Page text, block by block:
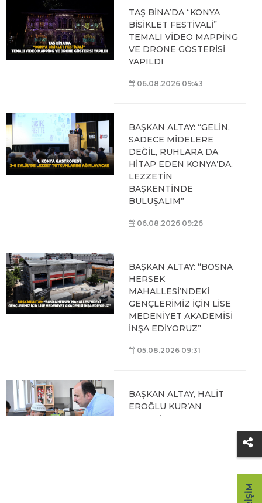
TAŞ BİNA’DA “KONYA
BİSİKLET FESTİVALİ”
TEMALI VİDEO MAPPİNG
VE DRONE GÖSTERİSİ
YAPILDI
06.08.2026 09:43
BAŞKAN ALTAY: “GELİN,
SADECE MİDELERE
DEĞİL, RUHLARA DA
HİTAP EDEN KONYA’DA,
LEZZETİN
BAŞKENTİNDE
BULUŞALIM”
06.08.2026 09:26
BAŞKAN ALTAY: “BOSNA
HERSEK
MAHALLESİ’NDEKİ
GENÇLERİMİZ İÇİN LİSE
MEDENİYET AKADEMİSİ
İNŞA EDİYORUZ”
05.08.2026 09:31
BAŞKAN ALTAY, HALİT
EROĞLU KUR’AN
KURSU’NDA